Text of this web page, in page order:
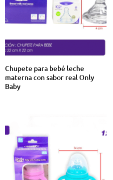
Chupete para bebé leche
materna con sabor real Only
Baby